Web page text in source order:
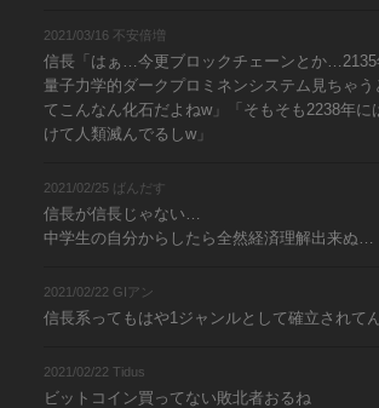
2021/03/16 不安倍増
信長「はぁ…今更ブロックチェーンとか…2135
量子力学的ダークプロミネンシステム見ちゃう
てこんなん化石だよねw」「そもそも2238年に
けて人類滅んでるしw」
2021/02/25 ばんだす
信長が信長じゃない…
中学生の自分からしたら全然経済理解出来ぬ…
2021/02/22 GIアン
信長系ってもはや1ジャンルとして確立されて
2021/02/22 Tidus
ビットコイン買ってない敗北者おるね